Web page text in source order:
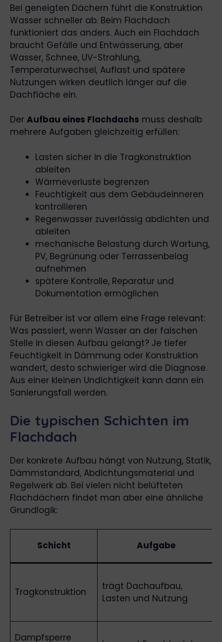
Bei geneigten Dächern führt die Konstruktion
Wasser schneller ab. Beim Flachdach
funktioniert das anders. Auch ein Flachdach
braucht Gefälle und Entwässerung, aber
Wasser, Schnee, UV-Strahlung,
Temperaturwechsel, Auflast und spätere
Nutzungen wirken deutlich länger auf die
Dachfläche ein.
Der Aufbau eines Flachdachs muss deshalb
mehrere Aufgaben gleichzeitig erfüllen:
Lasten sicher in die Tragkonstruktion
ableiten
Wärmeverluste begrenzen
Feuchtigkeit aus dem Gebäudeinneren
kontrollieren
Regenwasser zuverlässig abdichten und
ableiten
mechanische Belastung durch Wartung,
PV, Begrünung oder Terrassenbelag
aufnehmen
spätere Kontrolle, Reparatur und
Dokumentation ermöglichen
Für Betreiber ist vor allem eine Frage relevant:
Was passiert, wenn Wasser an der falschen
Stelle in diesen Aufbau gelangt? Je tiefer
Feuchtigkeit in Dämmung oder Konstruktion
wandert, desto schwieriger wird die Diagnose.
Aus einer kleinen Undichtigkeit kann dann ein
Sanierungsfall werden.
Die typischen Schichten im
Flachdach
Der konkrete Aufbau hängt von Nutzung, Statik,
Dämmstandard, Abdichtungsmaterial und
Regelwerk ab. Bei vielen nicht belüfteten
Flachdächern findet man aber eine ähnliche
Grundlogik:
Schicht Aufgabe
Tragkonstruktion
trägt Dachaufbau,
Lasten und Nutzung
Dampfsperre